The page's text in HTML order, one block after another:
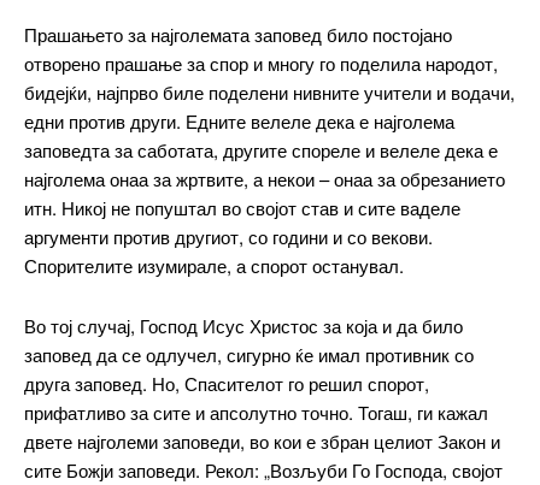
Прашањето за најголемата заповед било постојано
отворено прашање за спор и многу го поделила народот,
бидејќи, најпрво биле поделени нивните учители и водачи,
едни против други. Едните велеле дека е најголема
заповедта за саботата, другите спореле и велеле дека е
најголема онаа за жртвите, а некои – онаа за обрезанието
итн. Никој не попуштал во својот став и сите ваделе
аргументи против другиот, со години и со векови.
Спорителите изумирале, а спорот останувал.
Во тој случај, Господ Исус Христос за која и да било
заповед да се одлучел, сигурно ќе имал противник со
друга заповед. Но, Спасителот го решил спорот,
прифатливо за сите и апсолутно точно. Тогаш, ги кажал
двете најголеми заповеди, во кои е збран целиот Закон и
сите Божји заповеди. Рекол: „Возљуби Го Господа, својот